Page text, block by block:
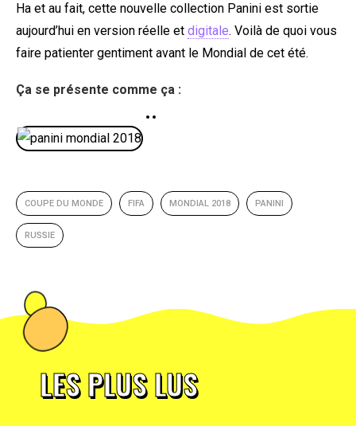
Ha et au fait, cette nouvelle collection Panini est sortie
aujourd’hui en version réelle et digitale. Voilà de quoi vous
faire patienter gentiment avant le Mondial de cet été.
Ça se présente comme ça :
COUPE DU MONDE FIFA MONDIAL 2018 PANINI
RUSSIE
LES PLUS LUS